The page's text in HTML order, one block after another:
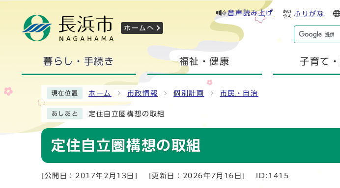
ホームへ
音声読み上げ ふりがな
暮らし・手続き 福祉・健康 子育て
現在位置 ホーム 市政情報 個別計画 市民・自治
あしあと 定住自立圏構想の取組
定住自立圏構想の取組
[公開日：2017年2月13日] [更新日：2026年7月16日] ID:1415